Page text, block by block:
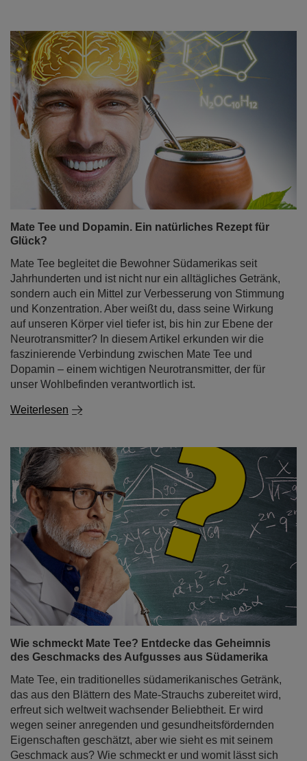
Mate Tee und Dopamin. Ein natürliches Rezept für
Glück?
Mate Tee begleitet die Bewohner Südamerikas seit
Jahrhunderten und ist nicht nur ein alltägliches Getränk,
sondern auch ein Mittel zur Verbesserung von Stimmung
und Konzentration. Aber weißt du, dass seine Wirkung
auf unseren Körper viel tiefer ist, bis hin zur Ebene der
Neurotransmitter? In diesem Artikel erkunden wir die
faszinierende Verbindung zwischen Mate Tee und
Dopamin – einem wichtigen Neurotransmitter, der für
unser Wohlbefinden verantwortlich ist.
Weiterlesen
Wie schmeckt Mate Tee? Entdecke das Geheimnis
des Geschmacks des Aufgusses aus Südamerika
Mate Tee, ein traditionelles südamerikanisches Getränk,
das aus den Blättern des Mate-Strauchs zubereitet wird,
erfreut sich weltweit wachsender Beliebtheit. Er wird
wegen seiner anregenden und gesundheitsfördernden
Eigenschaften geschätzt, aber wie sieht es mit seinem
Geschmack aus? Wie schmeckt er und womit lässt sich